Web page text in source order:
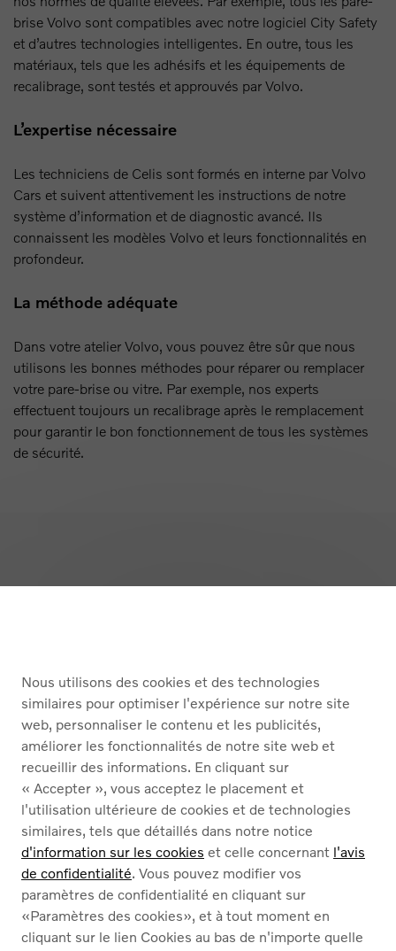
brise Volvo sont compatibles avec notre logiciel City Safety
et d’autres technologies intelligentes. En outre, tous les
matériaux, tels que les adhésifs et les équipements de
recalibrage, sont testés et approuvés par Volvo.
L’expertise nécessaire
Les techniciens de Celis sont formés en interne par Volvo
Cars et suivent attentivement les instructions de notre
système d’information et de diagnostic avancé. Ils
connaissent les modèles Volvo et leurs fonctionnalités en
profondeur.
La méthode adéquate
Dans votre atelier Volvo, vous pouvez être sûr que nous
utilisons les bonnes méthodes pour réparer ou remplacer
votre pare-brise ou vitre. Par exemple, nos experts
effectuent toujours un recalibrage après le remplacement
pour garantir le bon fonctionnement de tous les systèmes
de sécurité.
SERVICES
À PROPOS DE NOUS
NederlandsFrançais
Cookies
Politique de confidentialité
Nous utilisons des cookies et des technologies
similaires pour optimiser l'expérience sur notre site
web, personnaliser le contenu et les publicités,
améliorer les fonctionnalités de notre site web et
recueillir des informations. En cliquant sur
« Accepter », vous acceptez le placement et
l'utilisation ultérieure de cookies et de technologies
similaires, tels que détaillés dans notre notice
d'information sur les cookies et celle concernant l'avis
de confidentialité. Vous pouvez modifier vos
paramètres de confidentialité en cliquant sur
«Paramètres des cookies», et à tout moment en
cliquant sur le lien Cookies au bas de n'importe quelle